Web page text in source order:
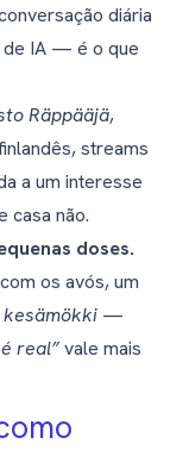
diária
IA — é o que
Räppääjä,
streams
a um interesse
casa não.
doses.
os avós, um
kesämökki —
real”vale mais